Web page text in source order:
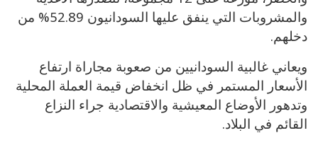
والمشروبات التي ينفق عليها السودانيون 52.89% من
دخلهم.
ويعاني غالبية السودانيين من صعوبة مجاراة ارتفاع
الأسعار المستمر في ظل انخفاض قيمة العملة المحلية
وتدهور الأوضاع المعيشية والاقتصادية جراء النزاع
القائم في البلاد.